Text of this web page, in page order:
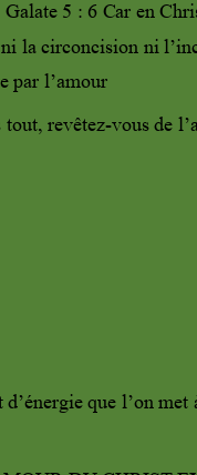
Galate 5 : 6 Car en
ni la circoncision ni
par l’amour
tout, revêtez-vous de
d’énergie que l’on met